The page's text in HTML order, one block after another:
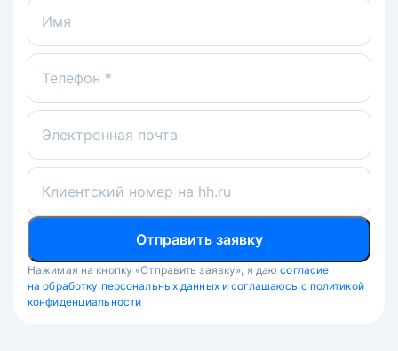
Имя
Телефон *
Электронная почта
Клиентский номер на hh.ru
Отправить заявку
Нажимая на кнопку «Отправить заявку», я даю согласие
на обработку персональных данных и соглашаюсь с политикой
конфиденциальности